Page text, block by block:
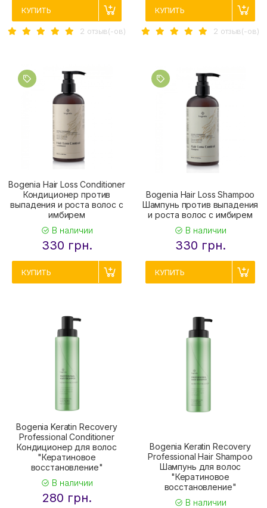
КУПИТЬ
2 отзыв(-ов)
КУПИТЬ
2 отзыв(-ов)
Bogenia Hair Loss Conditioner
Кондиционер против
выпадения и роста волос с
имбирем
В наличии
330 грн.
КУПИТЬ
Bogenia Hair Loss Shampoo
Шампунь против выпадения
и роста волос с имбирем
В наличии
330 грн.
КУПИТЬ
Bogenia Keratin Recovery
Professional Conditioner
Кондиционер для волос
"Кератиновое
восстановление"
В наличии
280 грн.
Bogenia Keratin Recovery
Professional Hair Shampoo
Шампунь для волос
"Кератиновое
восстановление"
В наличии